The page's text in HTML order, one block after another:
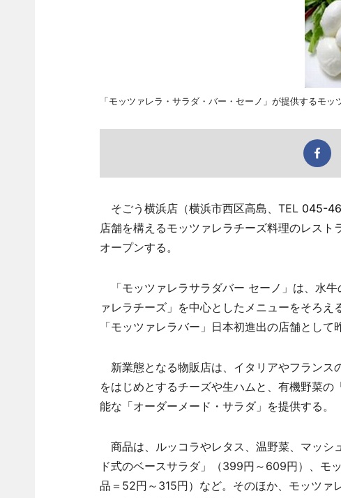
「モッツァレラ・サラダ・バー・セーノ」が提供するモッ
そごう横浜店（横浜市西区高島、TEL 045-
店舗を構えるモッツァレラチーズ料理のレス
オープンする。
「モッツァレラサラダバー セーノ」は、水
ァレラチーズ」を中心としたメニューをそろ
「モッツァレラバー」日本初進出の店舗として
新業態となる物販店は、イタリアやフランス
をはじめとするチーズや生ハムと、有機野菜
能な「オーダーメード・サラダ」を提供する。
商品は、ルッコラやレタス、温野菜、マッシ
ド式のベースサラダ」（399円～609円）、モ
品＝52円～315円）など。そのほか、モッツァ